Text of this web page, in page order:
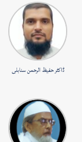
ڈاکٹر حفیظ الرحمن سنابلی